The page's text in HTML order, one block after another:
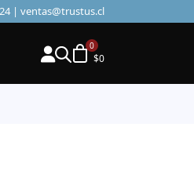
| ventas@trustus.cl
$0